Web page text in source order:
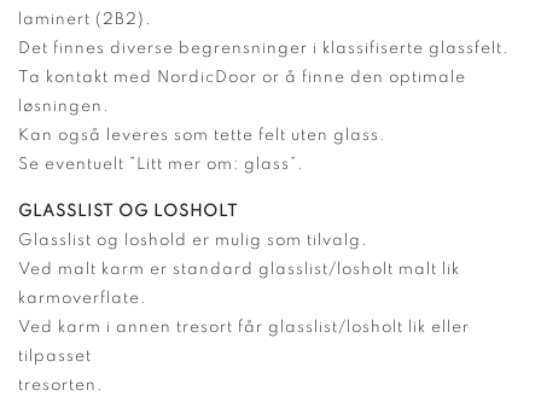
laminert (2B2).
Det finnes diverse begrensninger i klassifiserte glassfelt.
Ta kontakt med NordicDoor or å finne den optimale
løsningen.
Kan også leveres som tette felt uten glass.
Se eventuelt ”Litt mer om: glass”.
GLASSLIST OG LOSHOLT
Glasslist og loshold er mulig som tilvalg.
Ved malt karm er standard glasslist/losholt malt lik
karmoverflate.
Ved karm i annen tresort får glasslist/losholt lik eller
tilpasset
tresorten.